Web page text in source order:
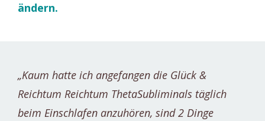
ändern.
„Kaum hatte ich angefangen die Glück &
Reichtum Reichtum ThetaSubliminals täglich
beim Einschlafen anzuhören, sind 2 Dinge